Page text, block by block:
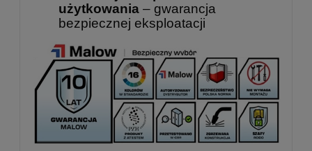
użytkowania – gwarancja
bezpiecznej eksploatacji